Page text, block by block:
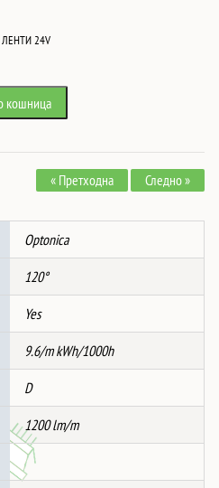
ЛЕНТИ 24V
кошница
« Претходна Следно »
Optonica
120°
Yes
9.6/m kWh/1000h
D
1200 lm/m